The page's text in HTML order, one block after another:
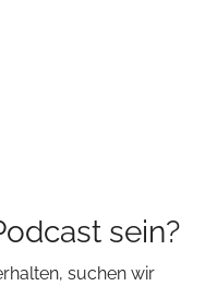
sein?
suchen wir